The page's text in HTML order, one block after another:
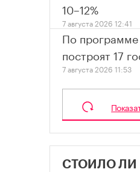
10–12%
7 августа 2026 12:41
По
построят 17
7 августа 2026 11:53
СТОИЛО ЛИ